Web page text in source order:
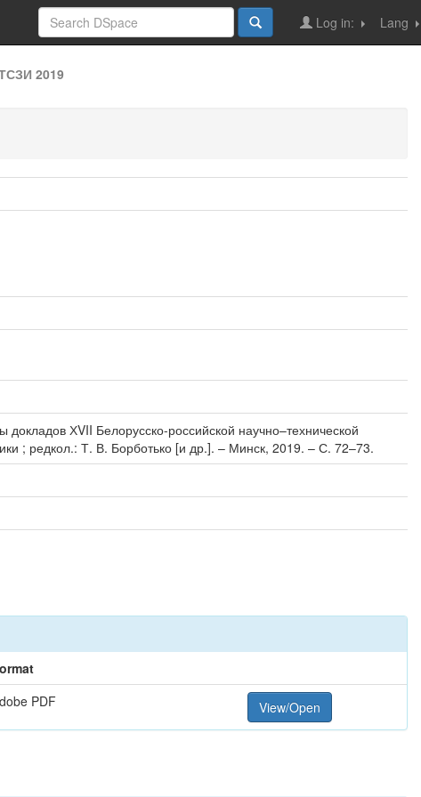
Lang
Log in:
2019
ХVII Белорусско-российской научно–технической
; редкол.: Т. В. Борботько [и др.]. – Минск, 2019. – С. 72–73.
PDF View/Open